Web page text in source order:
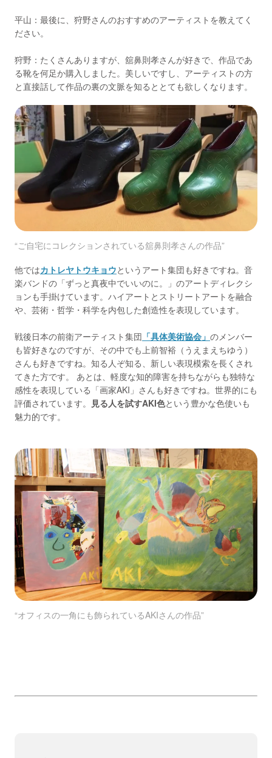
平山：最後に、狩野さんのおすすめのアーティストを教えてく
ださい。
狩野：たくさんありますが、舘鼻則孝さんが好きで、作品であ
る靴を何足か購入しました。美しいですし、アーティストの方
と直接話して作品の裏の文脈を知るととても欲しくなります。
“ご自宅にコレクションされている舘鼻則孝さんの作品”
他ではカトレヤトウキョウというアート集団も好きですね。音
楽バンドの「ずっと真夜中でいいのに。」のアートディレクシ
ョンも手掛けています。ハイアートとストリートアートを融合
や、芸術・哲学・科学を内包した創造性を表現しています。
戦後日本の前衛アーティスト集団 「具体美術協会」 のメンバー
も皆好きなのですが、その中でも上前智裕（うえまえちゆう）
さんも好きですね。知る人ぞ知る、新しい表現模索を長くされ
てきた方です。 あとは、軽度な知的障害を持ちながらも独特な
感性を表現している「画家AKI」さんも好きですね。世界的にも
評価されています。 見る人を試すAKI色という豊かな色使いも
魅力的です。
“オフィスの一角にも飾られているAKIさんの作品”